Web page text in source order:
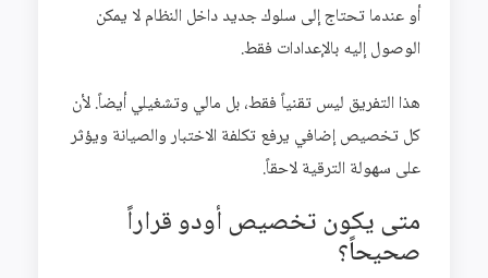
أو عندما تحتاج إلى سلوك جديد داخل النظام لا يمكن
الوصول إليه بالإعدادات فقط.
هذا التفريق ليس تقنياً فقط، بل مالي وتشغيلي أيضاً. لأن
كل تخصيص إضافي يرفع تكلفة الاختبار والصيانة ويؤثر
على سهولة الترقية لاحقاً.
متى يكون تخصيص أودو قراراً
صحيحاً؟